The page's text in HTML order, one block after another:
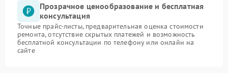
Прозрачное ценообразование и бесплатная
консультация
Точные прайс-листы, предварительная оценка стоимости
ремонта, отсутствие скрытых платежей и возможность
бесплатной консультации по телефону или онлайн на
сайте